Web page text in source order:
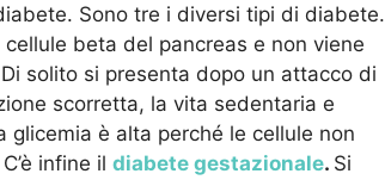
Sono tre i diversi tipi di diabete.
beta del pancreas e non viene
solito si presenta dopo un attacco di
scorretta, la vita sedentaria e
glicemia è alta perché le cellule non
infine il diabete gestazionale. Si